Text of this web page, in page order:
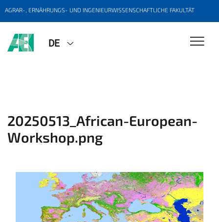
AGRAR-, ERNÄHRUNGS- UND INGENIEURWISSENSCHAFTLICHE FAKULTÄT
DE
20250513_African-European-
Workshop.png